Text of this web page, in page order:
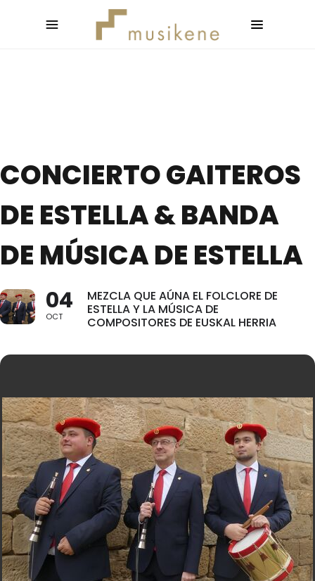
CONCIERTO GAITEROS
DE ESTELLA & BANDA
DE MÚSICA DE ESTELLA
04
OCT
MEZCLA QUE AÚNA EL FOLCLORE DE
ESTELLA Y LA MÚSICA DE
COMPOSITORES DE EUSKAL HERRIA